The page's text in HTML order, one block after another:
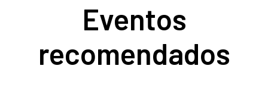
Eventos
recomendados